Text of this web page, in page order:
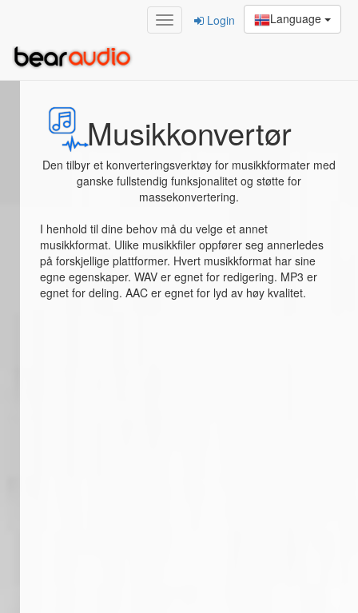
Language
Login
Musikkonvertør
Den tilbyr et konverteringsverktøy for musikkformater med
ganske fullstendig funksjonalitet og støtte for
massekonvertering.
I henhold til dine behov må du velge et annet
musikkformat. Ulike musikkfiler oppfører seg annerledes
på forskjellige plattformer. Hvert musikkformat har sine
egne egenskaper. WAV er egnet for redigering. MP3 er
egnet for deling. AAC er egnet for lyd av høy kvalitet.